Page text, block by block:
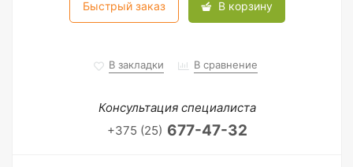
Быстрый заказ В корзину
В закладки В сравнение
Консультация специалиста
+375 (25) 677-47-32